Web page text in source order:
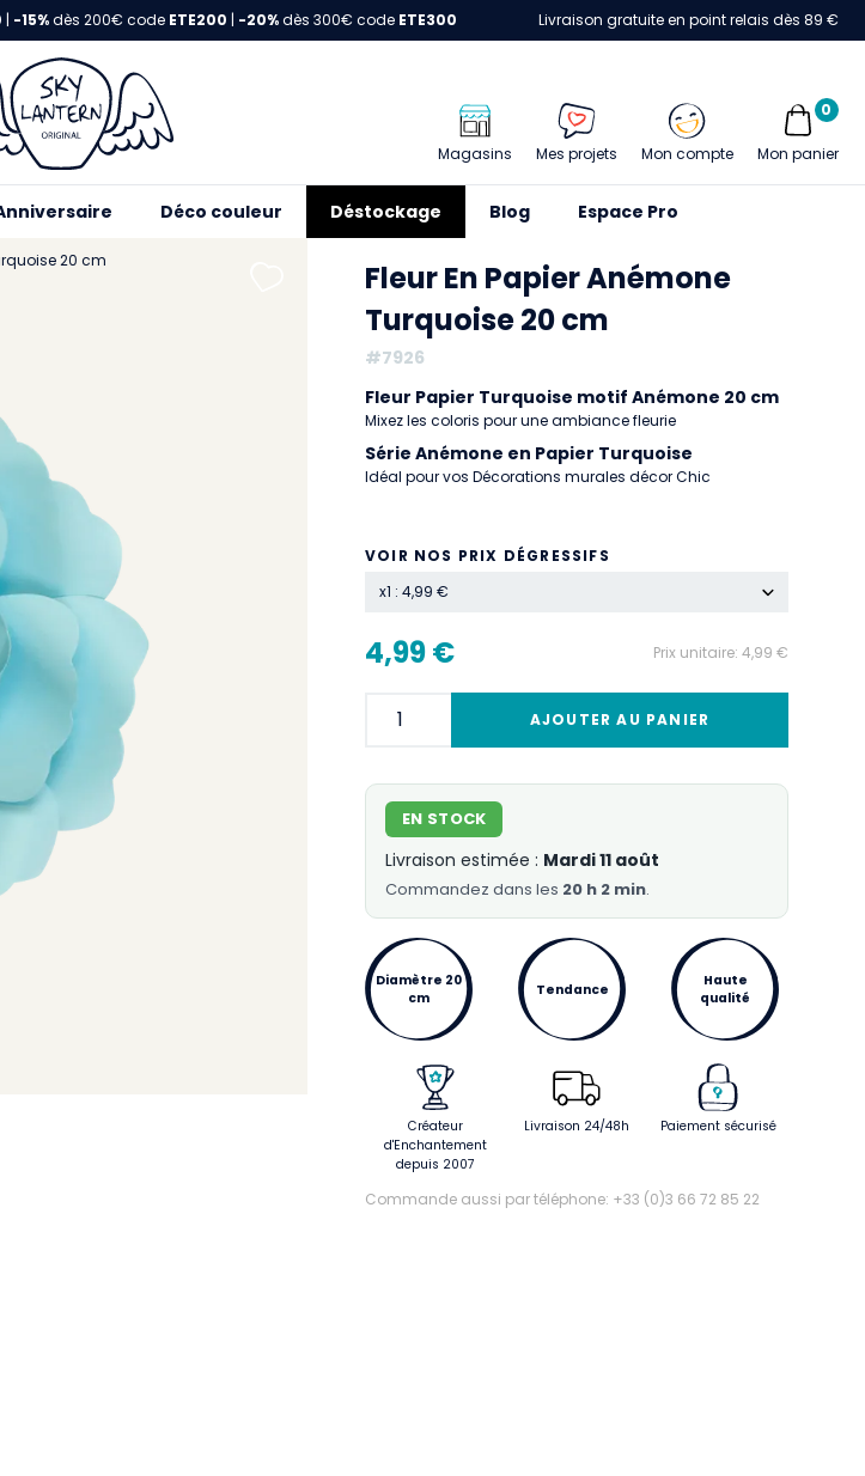
| -15%dès 200€ code ETE200 | -20%dès 300€ code ETE300 Livraison gratuite en point relais dès 89 €
Magasins Mes projets Mon compte Mon panier
0
Déco couleur Déstockage Blog Espace Pro
20 cm
Fleur En Papier Anémone
Turquoise 20 cm
#7926
Fleur Papier Turquoise motif Anémone 20 cm
Mixez les coloris pour une ambiance fleurie
Série Anémone en Papier Turquoise
Idéal pour vos Décorations murales décor Chic
VOIR NOS PRIX DÉGRESSIFS
x1 : 4,99 €
4,99 € Prix unitaire: 4,99 €
AJOUTER AU PANIER
EN STOCK
Livraison estimée : Mardi 11 août
Commandez dans les 20 h 2 min.
Diamètre 20
cm
Tendance
Haute
qualité
Créateur
d'Enchantement
depuis 2007
Livraison 24/48h Paiement sécurisé
Commande aussi par téléphone: +33 (0)3 66 72 85 22